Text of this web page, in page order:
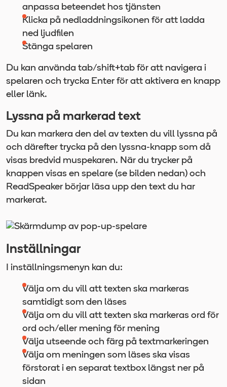
anpassa beteendet hos tjänsten
Klicka på nedladdningsikonen för att ladda
ned ljudfilen
Stänga spelaren
Du kan använda tab/shift+tab för att navigera i
spelaren och trycka Enter för att aktivera en knapp
eller länk.
Lyssna på markerad text
Du kan markera den del av texten du vill lyssna på
och därefter trycka på den lyssna-knapp som då
visas bredvid muspekaren. När du trycker på
knappen visas en spelare (se bilden nedan) och
ReadSpeaker börjar läsa upp den text du har
markerat.
Inställningar
I inställningsmenyn kan du:
Välja om du vill att texten ska markeras
samtidigt som den läses
Välja om du vill att texten ska markeras ord för
ord och/eller mening för mening
Välja utseende och färg på textmarkeringen
Välja om meningen som läses ska visas
förstorat i en separat textbox längst ner på
sidan